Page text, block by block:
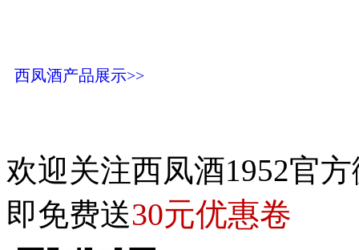
西凤酒产品展示>>
欢迎关注西凤酒1952官
即免费送30元优惠卷